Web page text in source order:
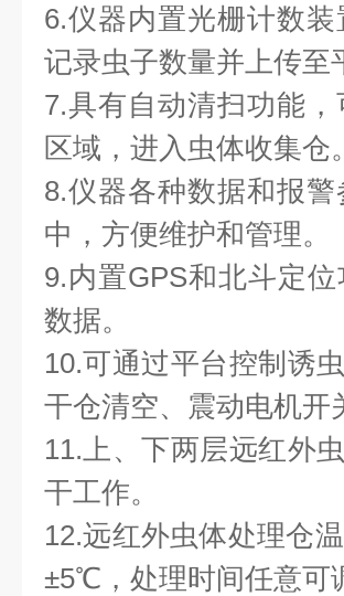
6.仪器内置光栅计数
记录虫子数量并上传至
7.具有自动清扫功能
区域，进入虫体收集仓。
8.仪器各种数据和报
中，方便维护和管理。
9.内置GPS和北斗定
数据。
10.可通过平台控制诱
干仓清空、震动电机开
11.上、下两层远红外
干工作。
12.远红外虫体处理仓
±5℃，处理时间任意可